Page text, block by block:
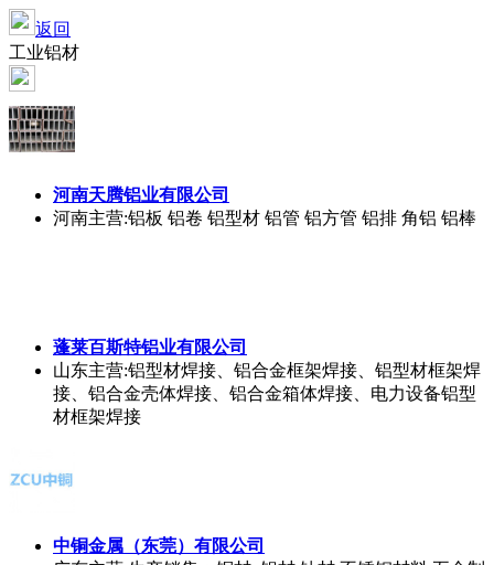
返回
工业铝材
河南天腾铝业有限公司
河南主营:铝板 铝卷 铝型材 铝管 铝方管 铝排 角铝 铝棒
蓬莱百斯特铝业有限公司
山东主营:铝型材焊接、铝合金框架焊接、铝型材框架焊
接、铝合金壳体焊接、铝合金箱体焊接、电力设备铝型
材框架焊接
中铜金属（东莞）有限公司